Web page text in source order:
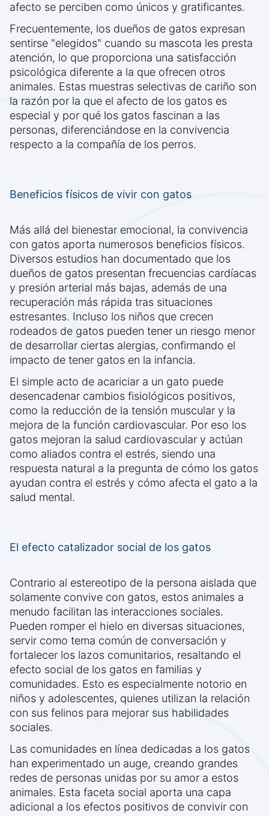
afecto se perciben como únicos y gratificantes.
Frecuentemente, los dueños de gatos expresan
sentirse "elegidos" cuando su mascota les presta
atención, lo que proporciona una satisfacción
psicológica diferente a la que ofrecen otros
animales. Estas muestras selectivas de cariño son
la razón por la que el afecto de los gatos es
especial y por qué los gatos fascinan a las
personas, diferenciándose en la convivencia
respecto a la compañía de los perros.
Beneficios físicos de vivir con gatos
Más allá del bienestar emocional, la convivencia
con gatos aporta numerosos beneficios físicos.
Diversos estudios han documentado que los
dueños de gatos presentan frecuencias cardíacas
y presión arterial más bajas, además de una
recuperación más rápida tras situaciones
estresantes. Incluso los niños que crecen
rodeados de gatos pueden tener un riesgo menor
de desarrollar ciertas alergias, confirmando el
impacto de tener gatos en la infancia.
El simple acto de acariciar a un gato puede
desencadenar cambios fisiológicos positivos,
como la reducción de la tensión muscular y la
mejora de la función cardiovascular. Por eso los
gatos mejoran la salud cardiovascular y actúan
como aliados contra el estrés, siendo una
respuesta natural a la pregunta de cómo los gatos
ayudan contra el estrés y cómo afecta el gato a la
salud mental.
El efecto catalizador social de los gatos
Contrario al estereotipo de la persona aislada que
solamente convive con gatos, estos animales a
menudo facilitan las interacciones sociales.
Pueden romper el hielo en diversas situaciones,
servir como tema común de conversación y
fortalecer los lazos comunitarios, resaltando el
efecto social de los gatos en familias y
comunidades. Esto es especialmente notorio en
niños y adolescentes, quienes utilizan la relación
con sus felinos para mejorar sus habilidades
sociales.
Las comunidades en línea dedicadas a los gatos
han experimentado un auge, creando grandes
redes de personas unidas por su amor a estos
animales. Esta faceta social aporta una capa
adicional a los efectos positivos de convivir con